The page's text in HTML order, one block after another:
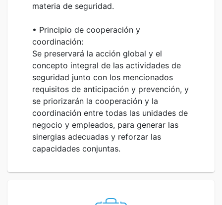
materia de seguridad.
• Principio de cooperación y
coordinación:
Se preservará la acción global y el
concepto integral de las actividades de
seguridad junto con los mencionados
requisitos de anticipación y prevención, y
se priorizarán la cooperación y la
coordinación entre todas las unidades de
negocio y empleados, para generar las
sinergias adecuadas y reforzar las
capacidades conjuntas.